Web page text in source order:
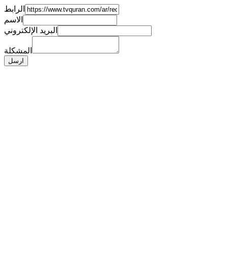
الرابط
الاسم
البريد الإلكتروني
المشكلة
ارسل